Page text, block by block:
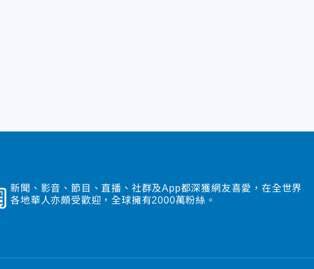
新聞、影音、節目、直播、社群及App都深獲網友喜愛，在全世界
各地華人亦頗受歡迎，全球擁有2000萬粉絲。